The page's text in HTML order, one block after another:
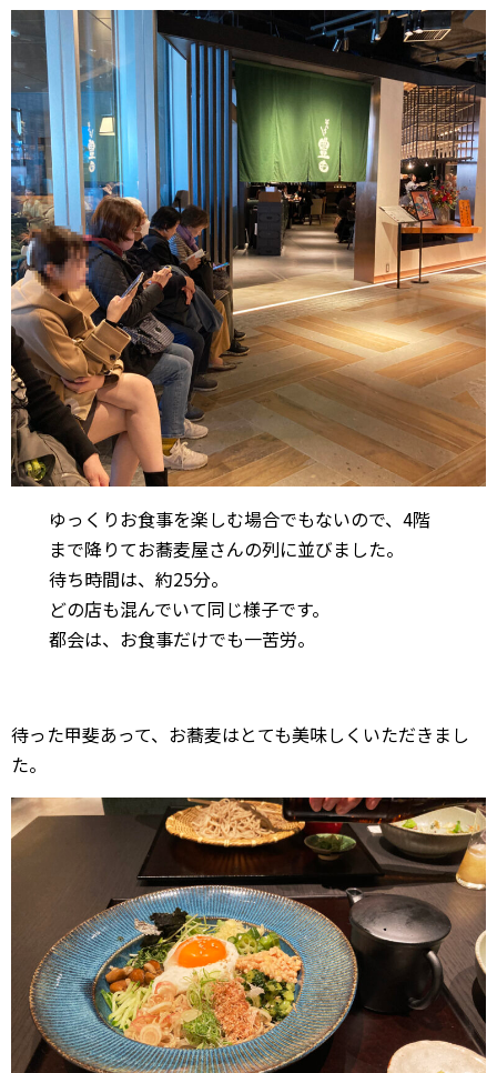
ゆっくりお食事を楽しむ場合でもないので、4階
まで降りてお蕎麦屋さんの列に並びました。
待ち時間は、約25分。
どの店も混んでいて同じ様子です。
都会は、お食事だけでも一苦労。
待った甲斐あって、お蕎麦はとても美味しくいただきまし
た。